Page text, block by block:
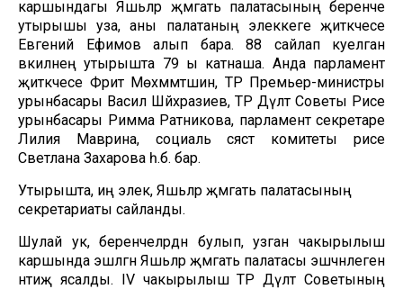
каршындагы Яшьләр җәмәгать палатасының беренче
утырышы уза, аны палатаның элеккеге җитәкчесе
Евгений Ефимов алып бара. 88 сайлап куелган
вәкилнең утырышта 79 ы катнаша. Анда парламент
җитәкчесе Фәрит Мөхәммәтшин, ТР Премьер-министры
урынбасары Васил Шәйхразиев, ТР Дәүләт Советы Рәисе
урынбасары Римма Ратникова, парламент секретаре
Лилия Маврина, социаль сәясәт комитеты рәисе
Светлана Захарова һ.б. бар.
Утырышта, иң элек, Яшьләр җәмәгать палатасының
секретариаты сайланды.
Шулай ук, беренчеләрдән булып, узган чакырылыш
каршында эшләгән Яшьләр җәмәгать палатасы эшчәнлегенә
нәтиҗә ясалды. IV чакырылыш ТР Дәүләт Советының